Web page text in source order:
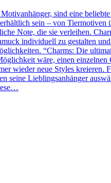
sind eine
sein – von Tiermotiven
Note, die sie verleihen.
individuell zu gestalten
“Charms: Die
wäre, einen einzelnen
wieder neue Styles kreieren.
seine Lieblingsanhänger